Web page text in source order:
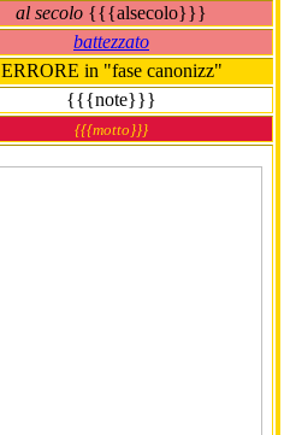
al secolo {{{alsecolo}}}
battezzato
ERRORE in "fase canonizz"
{{{note}}}
{{{motto}}}